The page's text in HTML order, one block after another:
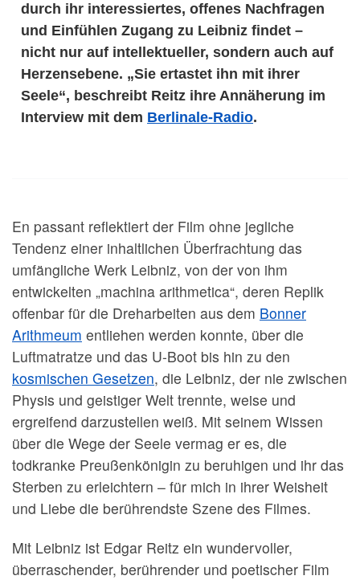
durch ihr interessiertes, offenes Nachfragen
und Einfühlen Zugang zu Leibniz findet –
nicht nur auf intellektueller, sondern auch auf
Herzensebene. „Sie ertastet ihn mit ihrer
Seele“, beschreibt Reitz ihre Annäherung im
Interview mit dem Berlinale-Radio.
En passant reflektiert der Film ohne jegliche
Tendenz einer inhaltlichen Überfrachtung das
umfängliche Werk Leibniz, von der von ihm
entwickelten „machina arithmetica“, deren Replik
offenbar für die Dreharbeiten aus dem Bonner
Arithmeum entliehen werden konnte, über die
Luftmatratze und das U-Boot bis hin zu den
kosmischen Gesetzen, die Leibniz, der nie zwischen
Physis und geistiger Welt trennte, weise und
ergreifend darzustellen weiß. Mit seinem Wissen
über die Wege der Seele vermag er es, die
todkranke Preußenkönigin zu beruhigen und ihr das
Sterben zu erleichtern – für mich in ihrer Weisheit
und Liebe die berührendste Szene des Filmes.
Mit Leibniz ist Edgar Reitz ein wundervoller,
überraschender, berührender und poetischer Film